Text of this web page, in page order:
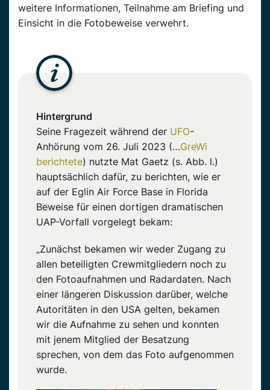
weitere Informationen, Teilnahme am Briefing und
Einsicht in die Fotobeweise verwehrt.
Hintergrund
Seine Fragezeit während der UFO-
Anhörung vom 26. Juli 2023 (…GreWi
berichtete) nutzte Mat Gaetz (s. Abb. l.)
hauptsächlich dafür, zu berichten, wie er
auf der Eglin Air Force Base in Florida
Beweise für einen dortigen dramatischen
UAP-Vorfall vorgelegt bekam:
„Zunächst bekamen wir weder Zugang zu
allen beteiligten Crewmitgliedern noch zu
den Fotoaufnahmen und Radardaten. Nach
einer längeren Diskussion darüber, welche
Autoritäten in den USA gelten, bekamen
wir die Aufnahme zu sehen und konnten
mit jenem Mitglied der Besatzung
sprechen, von dem das Foto aufgenommen
wurde.